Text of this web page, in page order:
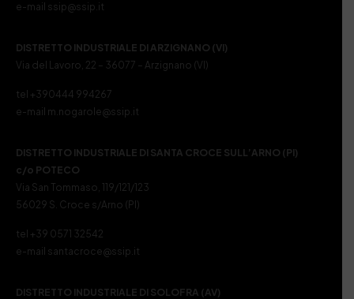
e-mail ssip@ssip.it
DISTRETTO INDUSTRIALE DI ARZIGNANO (VI)
Via del Lavoro, 22 – 36077 – Arzignano (VI)
tel +390444 994267
e-mail m.nogarole@ssip.it
DISTRETTO INDUSTRIALE DI SANTA CROCE SULL’ARNO (PI)
c/o POTECO
Via San Tommaso, 119/121/123
56029 S. Croce s/Arno (PI)
tel +39 0571 32542
e-mail santacroce@ssip.it
DISTRETTO INDUSTRIALE DI SOLOFRA (AV)